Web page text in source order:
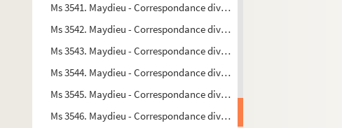
Ms 3541. Maydieu - Correspondance diverse.
Ms 3542. Maydieu - Correspondance diverse.
Ms 3543. Maydieu - Correspondance diverse.
Ms 3544. Maydieu - Correspondance diverse.
Ms 3545. Maydieu - Correspondance diverse.
Ms 3546. Maydieu - Correspondance diverse.